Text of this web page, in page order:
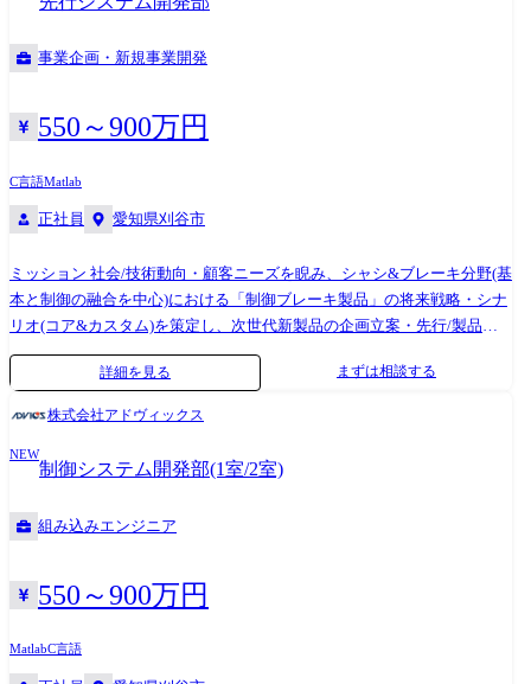
事業企画・新規事業開発
550～900万円
C言語Matlab
正社員 愛知県刈谷市
ミッション 社会/技術動向・顧客ニーズを睨み、シャシ&ブレーキ分野(基
本と制御の融合を中心)における「制御ブレーキ製品」の将来戦略・シナ
リオ(コア&カスタム)を策定し、次世代新製品の企画立案・先行/製品開
発を推進する 開発の企画から検証をアジャイルに推進し、システム付加
価値創出業務を牽引いただきます 【具体的には】 ●性能/機能のコンセプ
ト、開発企画立案 ●サービスブレーキ(静特性・動特性)、回生協調制御
モデルベース)と検証(シミュレーション、ベンチ、実車)を通して効果を
具体化し、量産化仕様への落とし込みと構築 <業務での使用ツール> ●プ
ログラム言語:C言語、MATLAB/Sinulink ●車載ツール:dSPACE社-
MicroAutoBox(ControlDesk他) 業務の流れ 企画段階で世の中の動向調
企画以降は開発として、机上検討・仕様検討→ユニット設計・シミュレ
ーション→シミュレーション→実車検証を行います。シミュレーション
活用したモデルベース開発を核に将来システムのソフトウェア開発をし
詳細を見る まずは相談する
株式会社アドヴィックス
NEW
制御システム開発部(1室/2室)
組み込みエンジニア
550～900万円
MatlabC言語